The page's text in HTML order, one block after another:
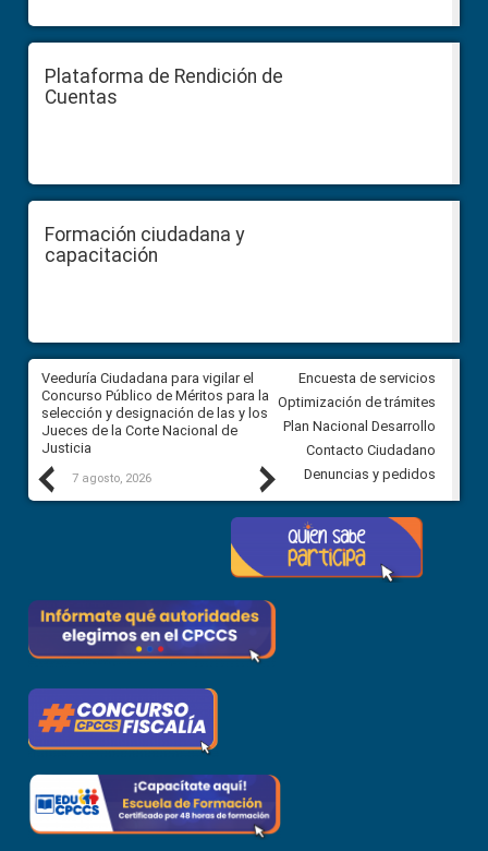
Plataforma de Rendición de
Cuentas
Formación ciudadana y
capacitación
Previous
Veeduría Ciudadana para vigilar el
Concurso Público de Méritos para la
selección y designación de las y los
Jueces de la Corte Nacional de
Justicia
7 agosto, 2026
Veeduría para realizar el
seguimiento de la gestión
administrativa del Gobierno
Autónomo Descentralizado
parroquial rural de Calacalí
6 agosto, 2026
Next
Encuesta de servicios
Optimización de trámites
Plan Nacional Desarrollo
Contacto Ciudadano
Denuncias y pedidos